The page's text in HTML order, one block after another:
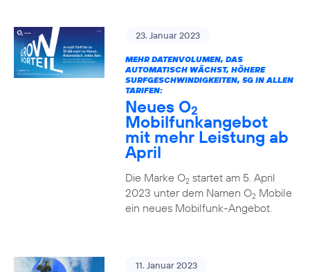
23. Januar 2023
MEHR DATENVOLUMEN, DAS
AUTOMATISCH WÄCHST, HÖHERE
SURFGESCHWINDIGKEITEN, 5G IN ALLEN
TARIFEN:
Neues O2
Mobilfunkangebot
mit mehr Leistung ab
April
Die Marke O2startet am 5. April
2023 unter dem Namen O2Mobile
ein neues Mobilfunk-Angebot.
11. Januar 2023